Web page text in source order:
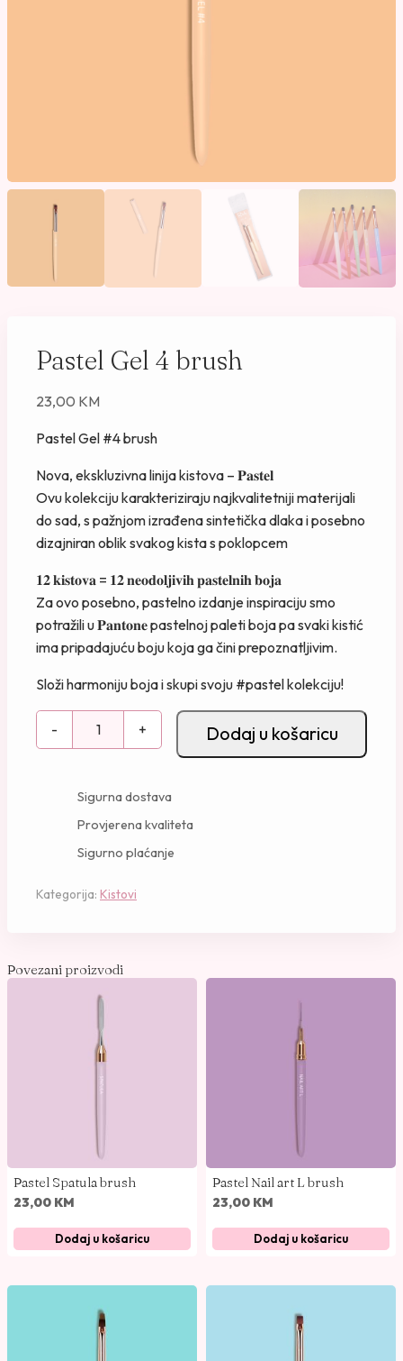
Pastel Gel 4 brush
23,00 KM
Pastel Gel #4 brush
Nova, ekskluzivna linija kistova – 𝐏𝐚𝐬𝐭𝐞𝐥
Ovu kolekciju karakteriziraju najkvalitetniji materijali
do sad, s pažnjom izrađena sintetička dlaka i posebno
dizajniran oblik svakog kista s poklopcem
𝟏𝟐 𝐤𝐢𝐬𝐭𝐨𝐯𝐚 = 𝟏𝟐 𝐧𝐞𝐨𝐝𝐨𝐥𝐣𝐢𝐯𝐢𝐡 𝐩𝐚𝐬𝐭𝐞𝐥𝐧𝐢𝐡 𝐛𝐨𝐣𝐚
Za ovo posebno, pastelno izdanje inspiraciju smo
potražili u 𝐏𝐚𝐧𝐭𝐨𝐧𝐞 pastelnoj paleti boja pa svaki kistić
ima pripadajuću boju koja ga čini prepoznatljivim.
Složi harmoniju boja i skupi svoju #pastel kolekciju!
-
P
a
l
r
i
n
+ Dodaj u košaricu
Sigurna dostava
Provjerena kvaliteta
Sigurno plaćanje
Kategorija: Kistovi
Povezani proizvodi
Pastel Spatula brush
23,00 KM
Dodaj u košaricu
Pastel Nail art L brush
23,00 KM
Dodaj u košaricu